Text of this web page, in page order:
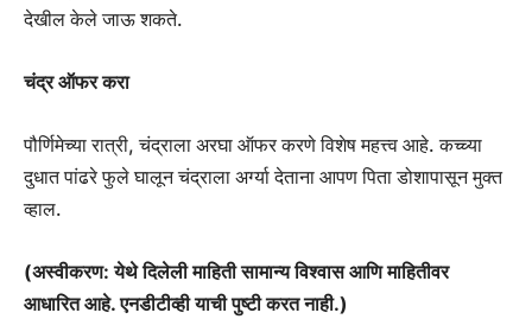
देखील केले जाऊ शकते.
चंद्र ऑफर करा
पौर्णिमेच्या रात्री, चंद्राला अरघा ऑफर करणे विशेष महत्त्व आहे. कच्च्या
दुधात पांढरे फुले घालून चंद्राला अर्ग्या देताना आपण पिता डोशापासून मुक्त
व्हाल.
(अस्वीकरण: येथे दिलेली माहिती सामान्य विश्वास आणि माहितीवर
आधारित आहे. एनडीटीव्ही याची पुष्टी करत नाही.)